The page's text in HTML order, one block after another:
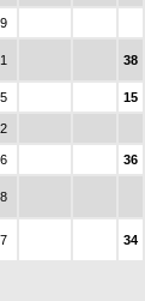
9
1 38
5 15
2
6 36
8
7 34